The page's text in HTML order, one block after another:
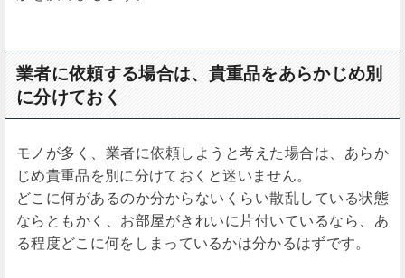
業者に依頼する場合は、貴重品をあらかじめ別
に分けておく
モノが多く、業者に依頼しようと考えた場合は、あらか
じめ貴重品を別に分けておくと迷いません。
どこに何があるのか分からないくらい散乱している状態
ならともかく、お部屋がきれいに片付いているなら、あ
る程度どこに何をしまっているかは分かるはずです。